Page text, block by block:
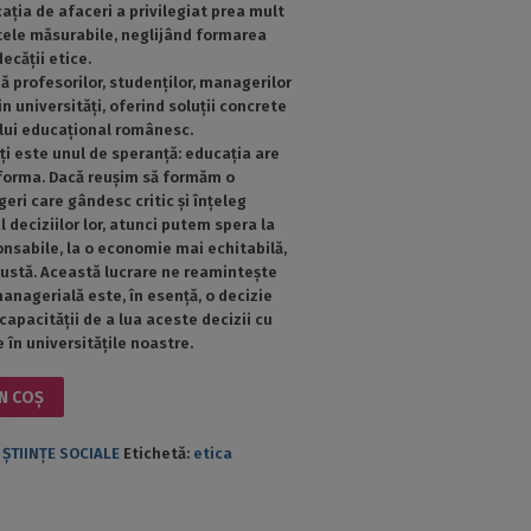
de afaceri a privilegiat prea mult
măsurabile, neglijând formarea
etice.
profesorilor, studenților, managerilor
universități, oferind soluții concrete
educațional românesc.
este unul de speranță: educația are
Dacă reușim să formăm o
care gândesc critic și înțeleg
deciziilor lor, atunci putem spera la
la o economie mai echitabilă,
Această lucrare ne reamintește
este, în esență, o decizie
de a lua aceste decizii cu
în universitățile noastre.
COȘ
ȘTIINȚE SOCIALE Etichetă: etica